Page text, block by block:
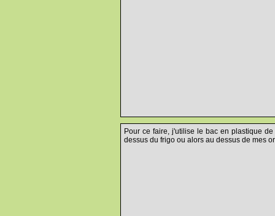
Pour ce faire, j'utilise le bac en plastique
dessus du frigo ou alors au dessus de mes